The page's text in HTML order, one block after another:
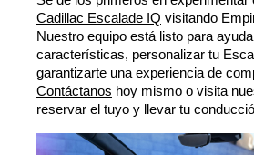
Cadillac Escalade IQ visitando
Nuestro equipo está listo para
características, personalizar tu
Contáctanos hoy mismo o visita
reservar el tuyo y llevar tu